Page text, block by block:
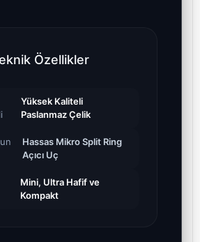
Özellikler
Yüksek Kaliteli
Paslanmaz Çelik
Hassas Mikro Split Ring
Açıcı Uç
Mini, Ultra Hafif ve
Kompakt